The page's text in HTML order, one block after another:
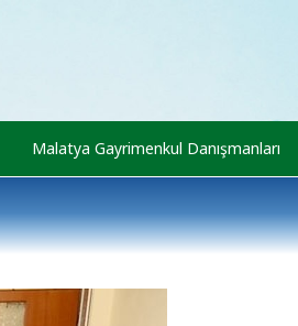
Malatya Gayrimenkul Danışmanları